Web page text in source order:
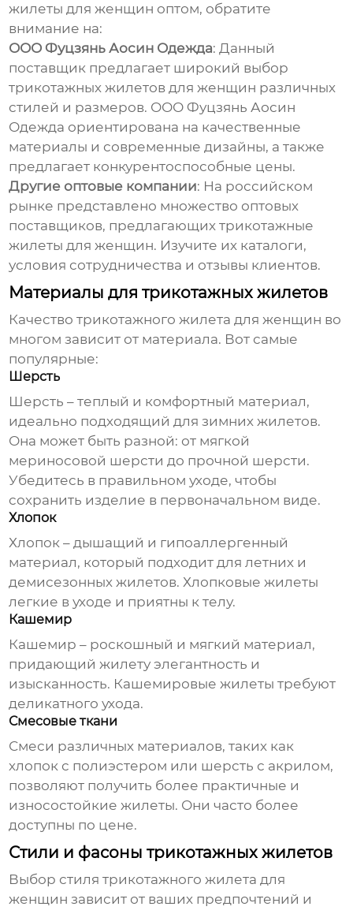
жилеты для женщин оптом, обратите
внимание на:
ООО Фуцзянь Аосин Одежда: Данный
поставщик предлагает широкий выбор
трикотажных жилетов для женщин различных
стилей и размеров. ООО Фуцзянь Аосин
Одежда ориентирована на качественные
материалы и современные дизайны, а также
предлагает конкурентоспособные цены.
Другие оптовые компании: На российском
рынке представлено множество оптовых
поставщиков, предлагающихтрикотажные
жилеты для женщин. Изучите их каталоги,
условия сотрудничества и отзывы клиентов.
Материалы для трикотажных жилетов
Качествотрикотажного жилета для женщин во
многом зависит от материала. Вот самые
популярные:
Шерсть
Шерсть – теплый и комфортный материал,
идеально подходящий для зимних жилетов.
Она может быть разной: от мягкой
мериносовой шерсти до прочной шерсти.
Убедитесь в правильном уходе, чтобы
сохранить изделие в первоначальном виде.
Хлопок
Хлопок – дышащий и гипоаллергенный
материал, который подходит для летних и
демисезонных жилетов. Хлопковые жилеты
легкие в уходе и приятны к телу.
Кашемир
Кашемир – роскошный и мягкий материал,
придающий жилету элегантность и
изысканность. Кашемировые жилеты требуют
деликатного ухода.
Смесовые ткани
Смеси различных материалов, таких как
хлопок с полиэстером или шерсть с акрилом,
позволяют получить более практичные и
износостойкие жилеты. Они часто более
доступны по цене.
Стили и фасоны трикотажных жилетов
Выбор стилятрикотажного жилета для
женщин зависит от ваших предпочтений и